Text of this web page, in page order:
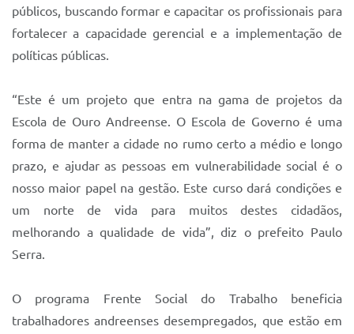
públicos, buscando formar e capacitar os profissionais para
fortalecer a capacidade gerencial e a implementação de
políticas públicas.
“Este é um projeto que entra na gama de projetos da
Escola de Ouro Andreense. O Escola de Governo é uma
forma de manter a cidade no rumo certo a médio e longo
prazo, e ajudar as pessoas em vulnerabilidade social é o
nosso maior papel na gestão. Este curso dará condições e
um norte de vida para muitos destes cidadãos,
melhorando a qualidade de vida”, diz o prefeito Paulo
Serra.
O programa Frente Social do Trabalho beneficia
trabalhadores andreenses desempregados, que estão em